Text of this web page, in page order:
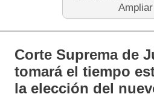
Ampliar
Corte Suprema de
tomará el tiempo
la elección del